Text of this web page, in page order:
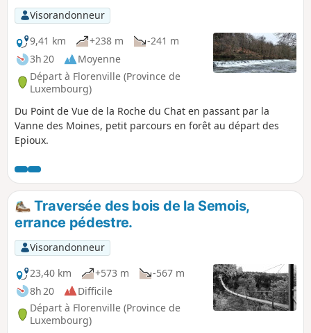
Visorandonneur
9,41 km
+238 m
-241 m
3h 20
Moyenne
Départ à Florenville (Province de
Luxembourg)
Du Point de Vue de la Roche du Chat en passant par la
Vanne des Moines, petit parcours en forêt au départ des
Epioux.
Traversée des bois de la Semois,
errance pédestre.
Visorandonneur
23,40 km
+573 m
-567 m
8h 20
Difficile
Départ à Florenville (Province de
Luxembourg)